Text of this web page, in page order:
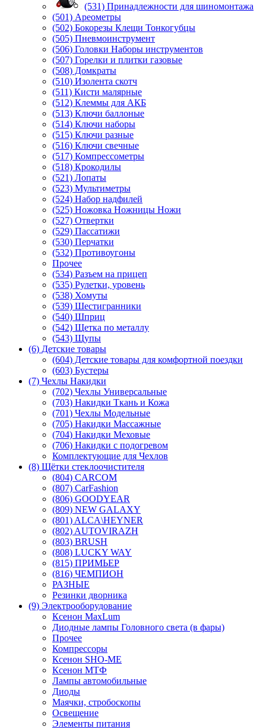
(531) Принадлежности для шиномонтажа
(501) Ареометры
(502) Бокорезы Клещи Тонкогубцы
(505) Пневмоинструмент
(506) Головки Наборы инструментов
(507) Горелки и плитки газовые
(508) Домкраты
(510) Изолента скотч
(511) Кисти малярные
(512) Клеммы для АКБ
(513) Ключи баллоные
(514) Ключи наборы
(515) Ключи разные
(516) Ключи свечные
(517) Компрессометры
(518) Крокодилы
(521) Лопаты
(523) Мультиметры
(524) Набор надфилей
(525) Ножовка Ножницы Ножи
(527) Отвертки
(529) Пассатижи
(530) Перчатки
(532) Противоугоны
Прочее
(534) Разъем на прицеп
(535) Рулетки, уровень
(538) Хомуты
(539) Шестигранники
(540) Шприц
(542) Щетка по металлу
(543) Щупы
(6) Детские товары
(604) Детские товары для комфортной поездки
(603) Бустеры
(7) Чехлы Накидки
(702) Чехлы Универсальные
(703) Накидки Ткань и Кожа
(701) Чехлы Модельные
(705) Накидки Массажные
(704) Накидки Меховые
(706) Накидки с подогревом
Комплектующие для Чехлов
(8) Щётки стеклоочистителя
(804) CARCOM
(807) CarFashion
(806) GOODYEAR
(809) NEW GALAXY
(801) ALCA\HEYNER
(802) AUTOVIRAZH
(803) BRUSH
(808) LUCKY WAY
(815) ПРИМЬЕР
(816) ЧЕМПИОН
РАЗНЫЕ
Резинки дворника
(9) Электрооборудование
Ксенон MaxLum
Диодные лампы Головного света (в фары)
Прочее
Компрессоры
Ксенон SHO-ME
Ксенон МТФ
Лампы автомобильные
Диоды
Маячки, стробоскопы
Освещение
Элементы питания